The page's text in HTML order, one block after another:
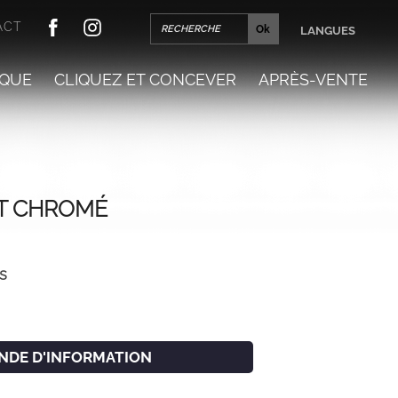
CLIQUEZ ET CONCEVER APRÈS-VENTE
LANGUES
CHROMÉ
D'INFORMATION